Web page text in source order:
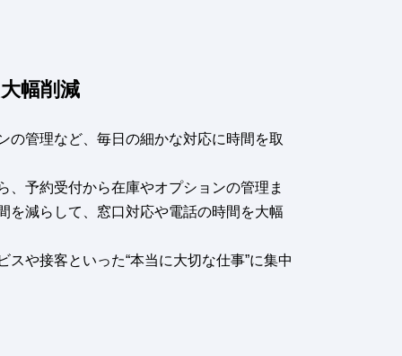
幅削減
の管理など、毎日の細かな対応に時間を取
、予約受付から在庫やオプションの管理ま
を減らして、窓口対応や電話の時間を大幅
や接客といった“本当に大切な仕事”に集中